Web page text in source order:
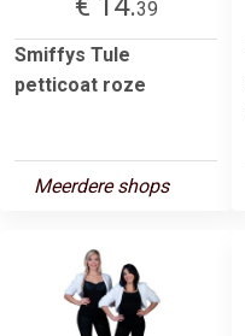
39
Smiffys Tule
petticoat roze
Meerdere shops